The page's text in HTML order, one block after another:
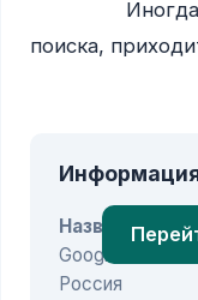
поиска,
Название:
Google
Россия